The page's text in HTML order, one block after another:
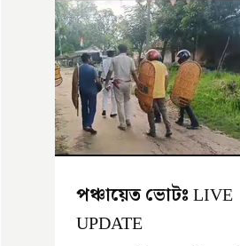
পঞ্চায়েত ভোটঃ LIVE
UPDATE